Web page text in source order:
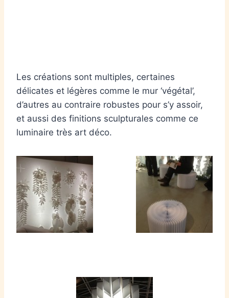
Les créations sont multiples, certaines
délicates et légères comme le mur ‘végétal’,
d’autres au contraire robustes pour s’y assoir,
et aussi des finitions sculpturales comme ce
luminaire très art déco.